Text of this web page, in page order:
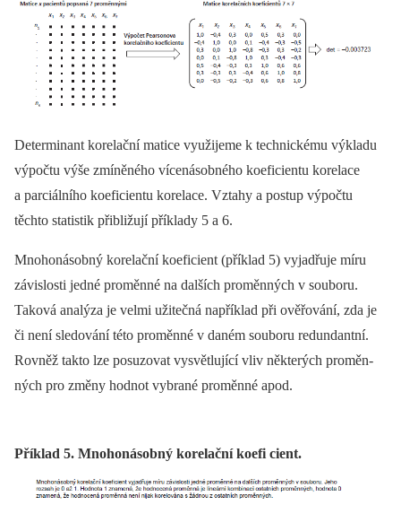
Determinant korelační matice využijeme k technickému výkladu
výpočtu výše zmíněného vícenásobného koeficientu korelace
a parciálního koeficientu korelace. Vztahy a postup výpočtu
těchto statistik přibližují příklady 5 a 6.
Mnohonásobný korelační koeficient (příklad 5) vyjadřuje míru
závislosti jedné proměn­né na dalších proměn­ných v souboru.
Taková analýza je velmi užitečná například při ověřování, zda je
či není sledování této proměn­né v daném souboru redundantní.
Rovněž takto lze posuzovat vysvětlující vliv ně­kte­rých proměn­
ných pro změny hodnot vybrané proměn­né apod.
Příklad 5. Mnohonásobný korelační koefi cient.